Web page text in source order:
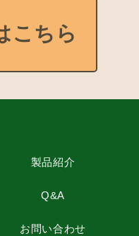
こちら
製品紹介
Q&A
お問い合わせ